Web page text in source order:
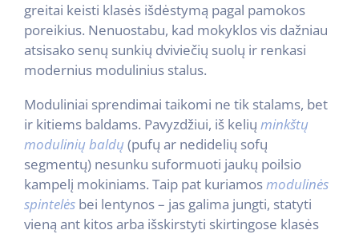
greitai keisti klasės išdėstymą pagal pamokos
poreikius. Nenuostabu, kad mokyklos vis dažniau
atsisako senų sunkių dviviečių suolų ir renkasi
modernius modulinius stalus.
Moduliniai sprendimai taikomi ne tik stalams, bet
ir kitiems baldams. Pavyzdžiui, iš kelių minkštų
modulinių baldų (pufų ar nedidelių sofų
segmentų) nesunku suformuoti jaukų poilsio
kampelį mokiniams. Taip pat kuriamosmodulinės
spintelės bei lentynos – jas galima jungti, statyti
vieną ant kitos arba išskirstyti skirtingose klasės